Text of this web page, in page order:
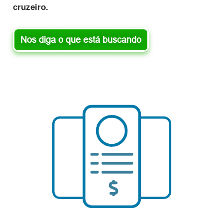
cruzeiro.
Nos diga o que está buscando